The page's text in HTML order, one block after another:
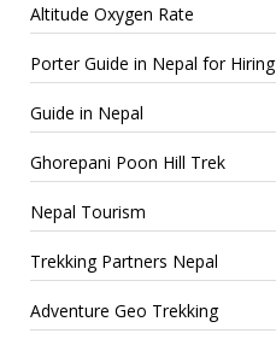
Altitude Oxygen Rate
Porter Guide in Nepal for Hiring
Guide in Nepal
Ghorepani Poon Hill Trek
Nepal Tourism
Trekking Partners Nepal
Adventure Geo Trekking